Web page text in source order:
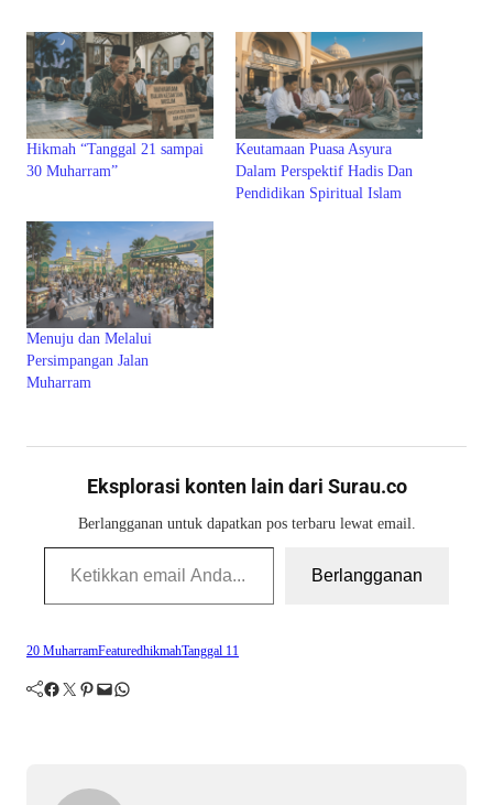
Hikmah “Tanggal 21 sampai
30 Muharram”
Keutamaan Puasa Asyura
Dalam Perspektif Hadis Dan
Pendidikan Spiritual Islam
Menuju dan Melalui
Persimpangan Jalan
Muharram
Eksplorasi konten lain dari Surau.co
Berlangganan untuk dapatkan pos terbaru lewat email.
Ketikkan email Anda...
Berlangganan
20 MuharramFeaturedhikmahTanggal 11
Facebook Twitter Pinterest Mail WhatsApp